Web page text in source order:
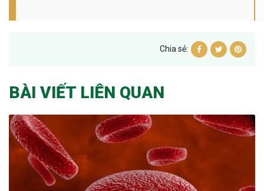
Chia sẻ:
BÀI VIẾT LIÊN QUAN